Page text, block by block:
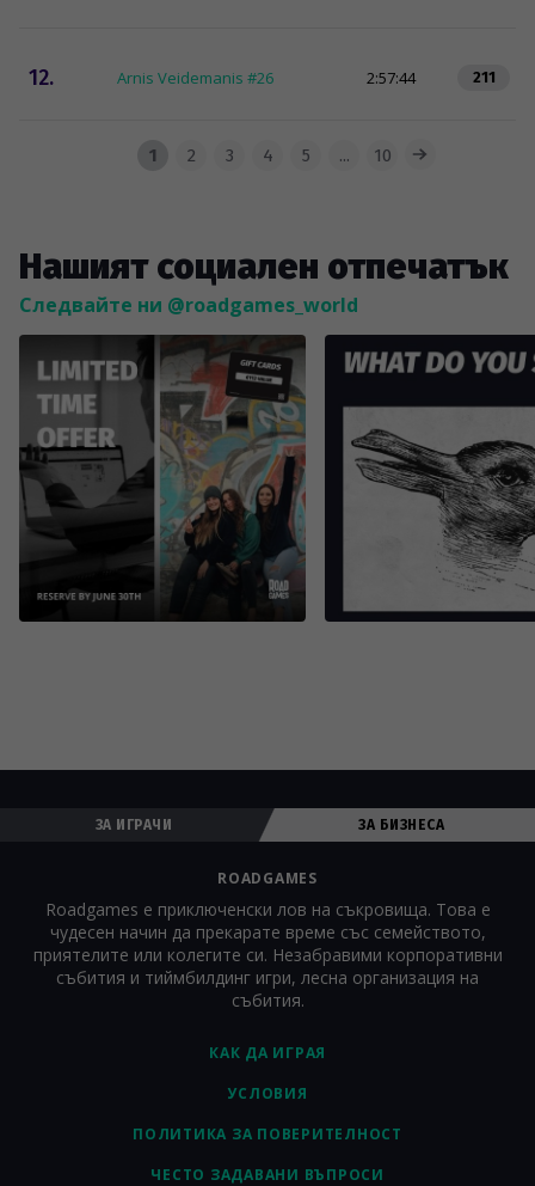
12. Arnis Veidemanis #26 2:57:44 211
1 2 3 4 5 ... 10
Нашият социален отпечатък
Следвайте ни @roadgames_world
ЗА ИГРАЧИ ЗА БИЗНЕСА
КАК ДА ИГРАЯ
УСЛОВИЯ
ПОЛИТИКА ЗА ПОВЕРИТЕЛНОСТ
ЧЕСТО ЗАДАВАНИ ВЪПРОСИ
ROADGAMES
Roadgames е приключенски лов на съкровища. Това е
чудесен начин да прекарате време със семейството,
приятелите или колегите си. Незабравими корпоративни
събития и тиймбилдинг игри, лесна организация на
събития.